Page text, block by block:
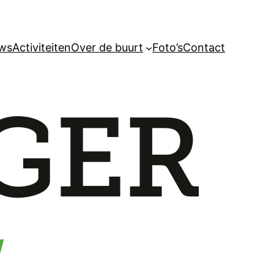
ActiviteitenOver de buurt Foto’sContact